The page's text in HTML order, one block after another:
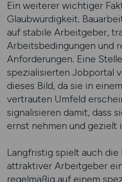
Ein weiterer wichtiger
Glaubwürdigkeit.
auf stabile Arbeitgeber,
Arbeitsbedingungen und
Anforderungen. Eine
spezialisierten Jobportal
dieses Bild, da sie in
vertrauten Umfeld
signalisieren damit, dass
ernst nehmen und gezielt
Langfristig spielt auch die
attraktiver Arbeitgeber
regelmäßig auf einem